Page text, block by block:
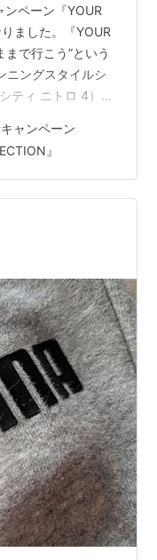
ペーン『YOUR
ました。『YOUR
で行こう”という
ニングスタイルシ
ティ ニトロ 4）』
通して、自分ら
ジュアルムービ
トにて公開される
対象商品を購入す
ャンペーン
』